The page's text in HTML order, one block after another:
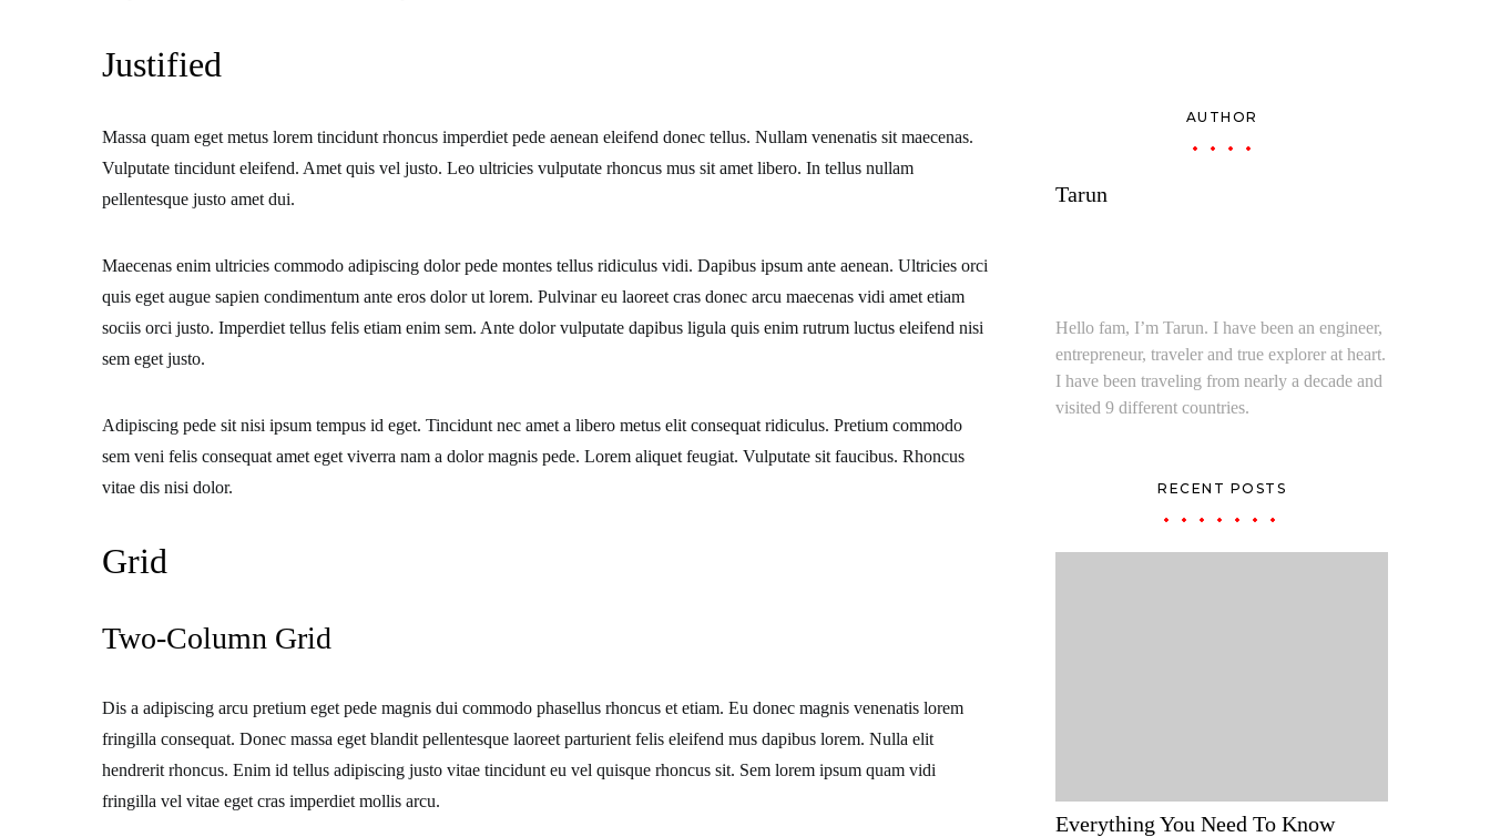
Justified
Massa quam eget metus lorem tincidunt rhoncus imperdiet pede aenean eleifend donec tellus. Nullam venenatis sit maecenas.
Vulputate tincidunt eleifend. Amet quis vel justo. Leo ultricies vulputate rhoncus mus sit amet libero. In tellus nullam
pellentesque justo amet dui.
Maecenas enim ultricies commodo adipiscing dolor pede montes tellus ridiculus vidi. Dapibus ipsum ante aenean. Ultricies orci
quis eget augue sapien condimentum ante eros dolor ut lorem. Pulvinar eu laoreet cras donec arcu maecenas vidi amet etiam
sociis orci justo. Imperdiet tellus felis etiam enim sem. Ante dolor vulputate dapibus ligula quis enim rutrum luctus eleifend nisi
sem eget justo.
Adipiscing pede sit nisi ipsum tempus id eget. Tincidunt nec amet a libero metus elit consequat ridiculus. Pretium commodo
sem veni felis consequat amet eget viverra nam a dolor magnis pede. Lorem aliquet feugiat. Vulputate sit faucibus. Rhoncus
vitae dis nisi dolor.
Grid
Two-Column Grid
Dis a adipiscing arcu pretium eget pede magnis dui commodo phasellus rhoncus et etiam. Eu donec magnis venenatis lorem
fringilla consequat. Donec massa eget blandit pellentesque laoreet parturient felis eleifend mus dapibus lorem. Nulla elit
hendrerit rhoncus. Enim id tellus adipiscing justo vitae tincidunt eu vel quisque rhoncus sit. Sem lorem ipsum quam vidi
fringilla vel vitae eget cras imperdiet mollis arcu.
AUTHOR
Tarun
Hello fam, I’m Tarun. I have been an engineer,
entrepreneur, traveler and true explorer at heart.
I have been traveling from nearly a decade and
visited 9 different countries.
RECENT POSTS
Everything You Need To Know